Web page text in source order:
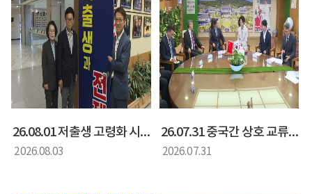
26.08.01 저출생 고령화 시대 대응 방안 정책간담회
2026.08.03
26.07.31 중국간 상호 교류 협력을 위한 간담회
2026.07.31